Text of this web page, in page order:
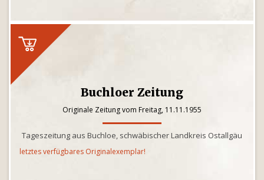
Buchloer Zeitung
Originale Zeitung vom Freitag, 11.11.1955
Tageszeitung aus Buchloe, schwäbischer Landkreis Ostallgäu
letztes verfügbares Originalexemplar!